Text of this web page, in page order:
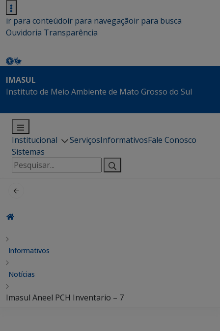
ir para conteúdoir para navegaçãoir para busca
Ouvidoria Transparência
IMASUL
Instituto de Meio Ambiente de Mato Grosso do Sul
Institucional ServiçosInformativosFale Conosco
Sistemas
Pesquisar
por:
Informativos
Notícias
Imasul Aneel PCH Inventario – 7